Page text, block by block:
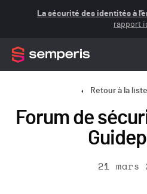
La sécurité des identités à
rapport
Retour à la
Forum de
21 mars